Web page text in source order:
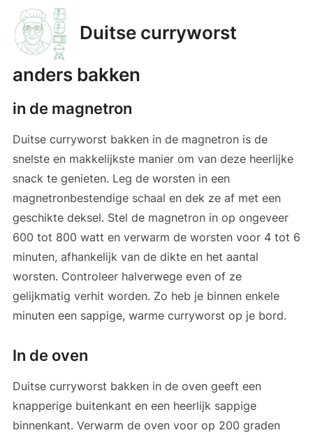
Duitse curryworst
anders bakken
in de magnetron
Duitse curryworst bakken in de magnetron is de
snelste en makkelijkste manier om van deze heerlijke
snack te genieten. Leg de worsten in een
magnetronbestendige schaal en dek ze af met een
geschikte deksel. Stel de magnetron in op ongeveer
600 tot 800 watt en verwarm de worsten voor 4 tot 6
minuten, afhankelijk van de dikte en het aantal
worsten. Controleer halverwege even of ze
gelijkmatig verhit worden. Zo heb je binnen enkele
minuten een sappige, warme curryworst op je bord.
In de oven
Duitse curryworst bakken in de oven geeft een
knapperige buitenkant en een heerlijk sappige
binnenkant. Verwarm de oven voor op 200 graden